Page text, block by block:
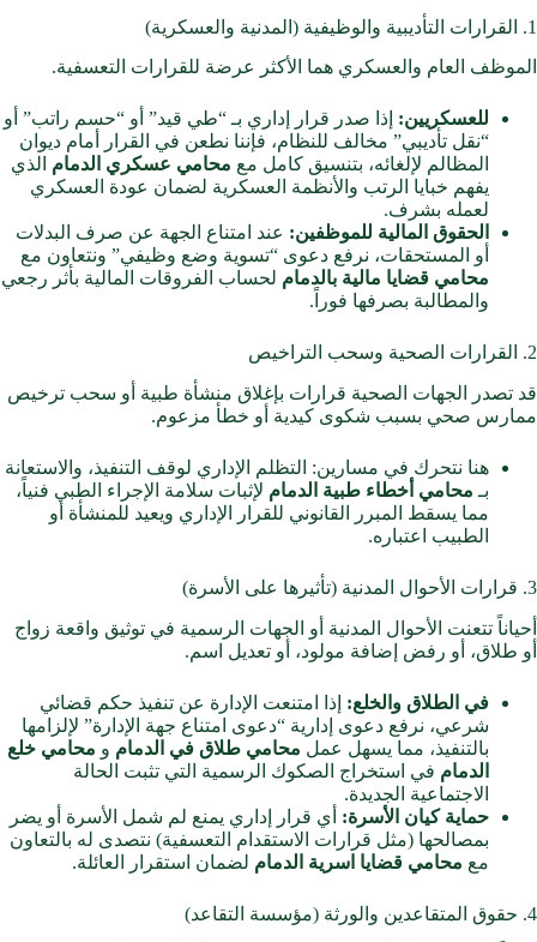
1. القرارات التأديبية والوظيفية (المدنية والعسكرية)
الموظف العام والعسكري هما الأكثر عرضة للقرارات التعسفية.
للعسكريين: إذا صدر قرار إداري بـ “طي قيد” أو “حسم راتب” أو
“نقل تأديبي” مخالف للنظام، فإننا نطعن في القرار أمام ديوان
المظالم لإلغائه، بتنسيق كامل مع محامي عسكري الدمام الذي
يفهم خبايا الرتب والأنظمة العسكرية لضمان عودة العسكري
لعمله بشرف.
الحقوق المالية للموظفين: عند امتناع الجهة عن صرف البدلات
أو المستحقات، نرفع دعوى “تسوية وضع وظيفي” ونتعاون مع
محامي قضايا مالية بالدمام لحساب الفروقات المالية بأثر رجعي
والمطالبة بصرفها فوراً.
2. القرارات الصحية وسحب التراخيص
قد تصدر الجهات الصحية قرارات بإغلاق منشأة طبية أو سحب ترخيص
ممارس صحي بسبب شكوى كيدية أو خطأ مزعوم.
هنا نتحرك في مسارين: التظلم الإداري لوقف التنفيذ، والاستعانة
بـ محامي أخطاء طبية الدمام لإثبات سلامة الإجراء الطبي فنياً،
مما يسقط المبرر القانوني للقرار الإداري ويعيد للمنشأة أو
الطبيب اعتباره.
3. قرارات الأحوال المدنية (تأثيرها على الأسرة)
أحياناً تتعنت الأحوال المدنية أو الجهات الرسمية في توثيق واقعة زواج
أو طلاق، أو رفض إضافة مولود، أو تعديل اسم.
في الطلاق والخلع: إذا امتنعت الإدارة عن تنفيذ حكم قضائي
شرعي، نرفع دعوى إدارية “دعوى امتناع جهة الإدارة” لإلزامها
بالتنفيذ، مما يسهل عمل محامي طلاق في الدمام و محامي خلع
الدمام في استخراج الصكوك الرسمية التي تثبت الحالة
الاجتماعية الجديدة.
حماية كيان الأسرة: أي قرار إداري يمنع لم شمل الأسرة أو يضر
بمصالحها (مثل قرارات الاستقدام التعسفية) نتصدى له بالتعاون
مع محامي قضايا اسرية الدمام لضمان استقرار العائلة.
4. حقوق المتقاعدين والورثة (مؤسسة التقاعد)